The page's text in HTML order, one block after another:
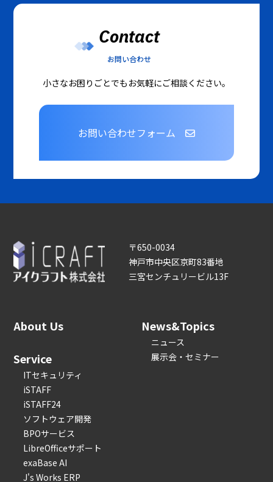
Contact
お問い合わせ
小さなお困りごとでもお気軽にご相談ください。
お問い合わせフォーム
〒650-0034
神戸市中央区京町83番地
三宮センチュリービル13F
About Us
Service
ITセキュリティ
iSTAFF
iSTAFF24
ソフトウェア開発
BPOサービス
LibreOfficeサポート
exaBase AI
J's Works ERP
News&Topics
ニュース
展示会・セミナー